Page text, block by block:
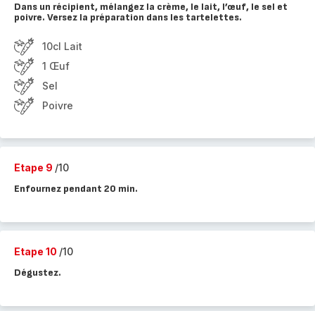
Dans un récipient, mélangez la crème, le lait, l’œuf, le sel et
poivre. Versez la préparation dans les tartelettes.
10cl Lait
1 Œuf
Sel
Poivre
Etape 9 /10
Enfournez pendant 20 min.
Etape 10 /10
Dégustez.